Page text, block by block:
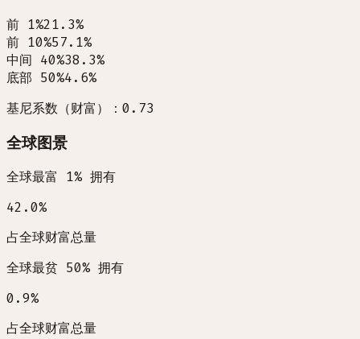
前 1%21.3%
前 10%57.1%
中间 40%38.3%
底部 50%4.6%
基尼系数（财富）：0.73
全球图景
全球最富 1% 拥有
42.0%
占全球财富总量
全球最贫 50% 拥有
0.9%
占全球财富总量